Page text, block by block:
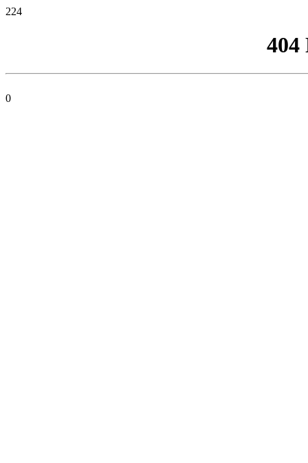
224
404
0